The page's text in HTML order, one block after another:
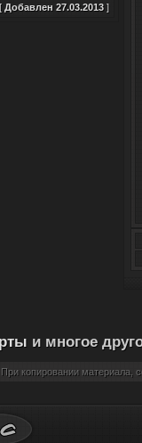
[ Добавлен 27.03.2013]
и многое
копировании материала,